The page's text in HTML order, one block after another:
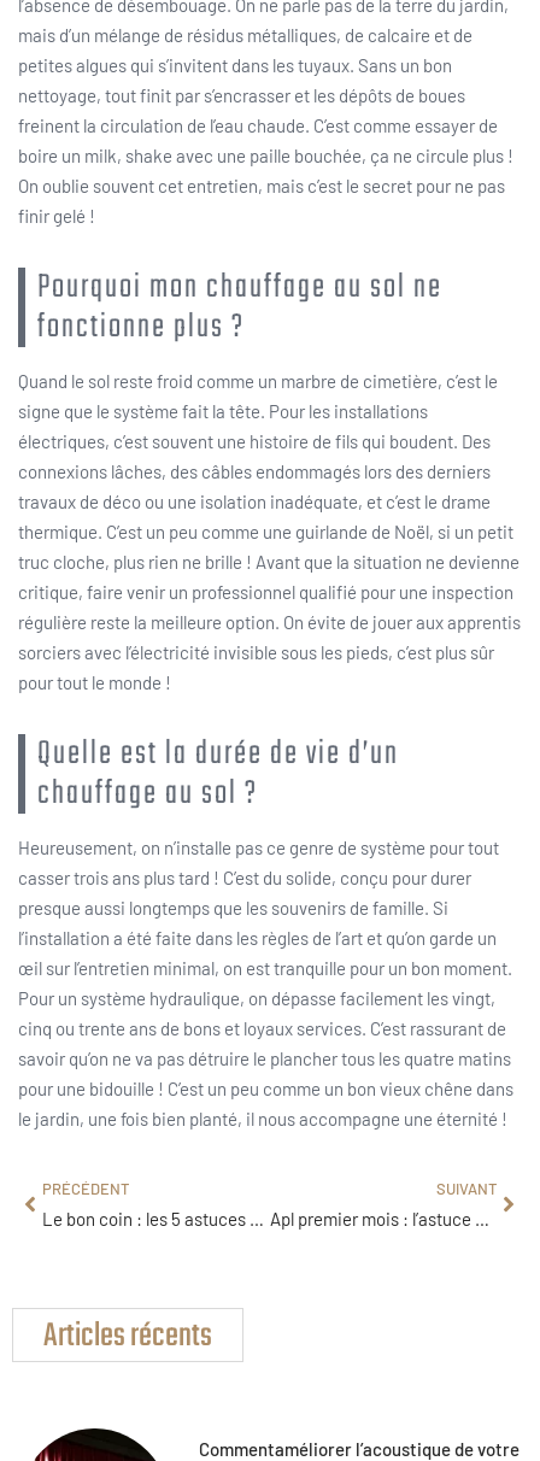
l’absence de désembouage. On ne parle pas de la terre du jardin,
mais d’un mélange de résidus métalliques, de calcaire et de
petites algues qui s’invitent dans les tuyaux. Sans un bon
nettoyage, tout finit par s’encrasser et les dépôts de boues
freinent la circulation de l’eau chaude. C’est comme essayer de
boire un milk, shake avec une paille bouchée, ça ne circule plus !
On oublie souvent cet entretien, mais c’est le secret pour ne pas
finir gelé !
Pourquoi mon chauffage au sol ne
fonctionne plus ?
Quand le sol reste froid comme un marbre de cimetière, c’est le
signe que le système fait la tête. Pour les installations
électriques, c’est souvent une histoire de fils qui boudent. Des
connexions lâches, des câbles endommagés lors des derniers
travaux de déco ou une isolation inadéquate, et c’est le drame
thermique. C’est un peu comme une guirlande de Noël, si un petit
truc cloche, plus rien ne brille ! Avant que la situation ne devienne
critique, faire venir un professionnel qualifié pour une inspection
régulière reste la meilleure option. On évite de jouer aux apprentis
sorciers avec l’électricité invisible sous les pieds, c’est plus sûr
pour tout le monde !
Quelle est la durée de vie d’un
chauffage au sol ?
Heureusement, on n’installe pas ce genre de système pour tout
casser trois ans plus tard ! C’est du solide, conçu pour durer
presque aussi longtemps que les souvenirs de famille. Si
l’installation a été faite dans les règles de l’art et qu’on garde un
œil sur l’entretien minimal, on est tranquille pour un bon moment.
Pour un système hydraulique, on dépasse facilement les vingt,
cinq ou trente ans de bons et loyaux services. C’est rassurant de
savoir qu’on ne va pas détruire le plancher tous les quatre matins
pour une bidouille ! C’est un peu comme un bon vieux chêne dans
le jardin, une fois bien planté, il nous accompagne une éternité !
PRÉCÉDENT
Le bon coin : les 5 astuces pour vendre les meubles de maison
SUIVANT
Apl premier mois : l’astuce pour éviter le délai de carence
Articles récents
Commentaméliorer l’acoustique de votre